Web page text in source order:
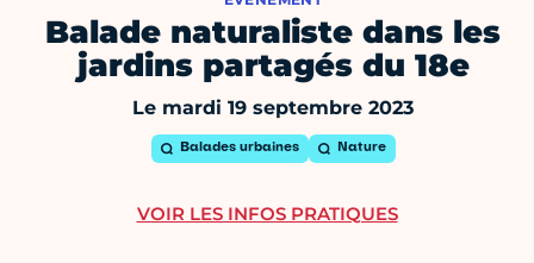
Balade naturaliste dans les
jardins partagés du 18e
Le mardi 19 septembre 2023
Balades urbaines Nature
VOIR LES INFOS PRATIQUES